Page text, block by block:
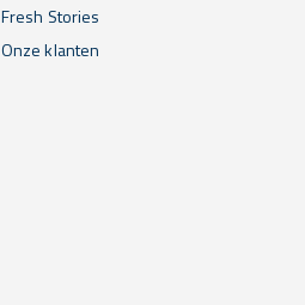
Fresh Stories
Onze klanten